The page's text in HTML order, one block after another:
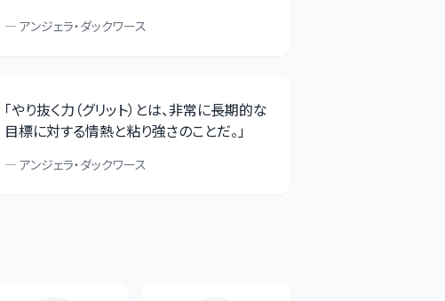
—アンジェラ・ダックワース
「やり抜く力（グリット）とは、非常に長期的な
目標に対する情熱と粘り強さのことだ。」
—アンジェラ・ダックワース